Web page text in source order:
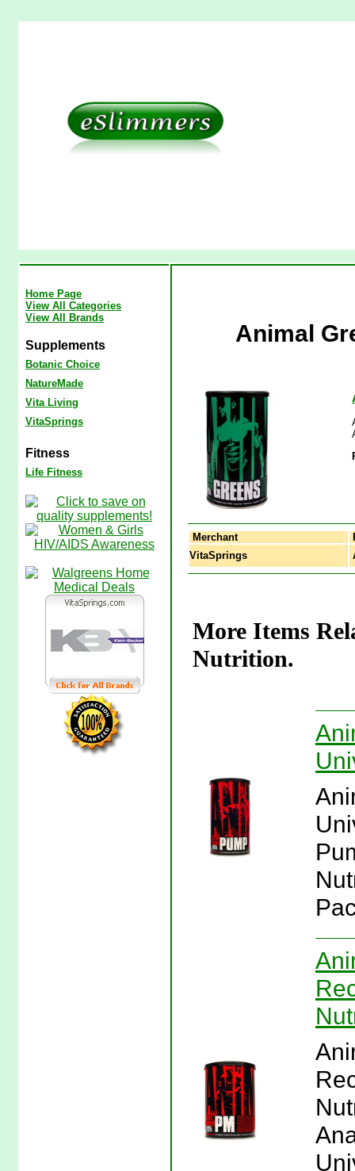
Home Page
View All Categories
View All Brands
Supplements
Botanic Choice
NatureMade
Vita Living
VitaSprings
Fitness
Life Fitness
Animal
Merchant
VitaSprings
More Items
Nutrition.